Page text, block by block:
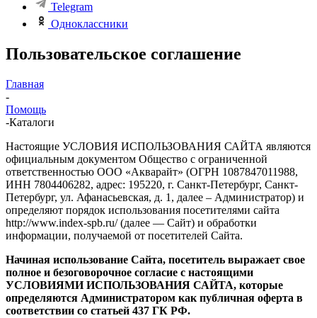
Telegram
Одноклассники
Пользовательское соглашение
Главная
-
Помощь
-Каталоги
Настоящие УСЛОВИЯ ИСПОЛЬЗОВАНИЯ САЙТА являются
официальным документом Общество с ограниченной
ответственностью ООО «Акварайт» (ОГРН 1087847011988,
ИНН 7804406282, адрес: 195220, г. Санкт-Петербург, Санкт-
Петербург, ул. Афанасьевская, д. 1, далее – Администратор) и
определяют порядок использования посетителями сайта
http://www.index-spb.ru/ (далее — Сайт) и обработки
информации, получаемой от посетителей Сайта.
Начиная использование Сайта, посетитель выражает свое
полное и безоговорочное согласие с настоящими
УСЛОВИЯМИ ИСПОЛЬЗОВАНИЯ САЙТА, которые
определяются Администратором как публичная оферта в
соответствии со статьей 437 ГК РФ.